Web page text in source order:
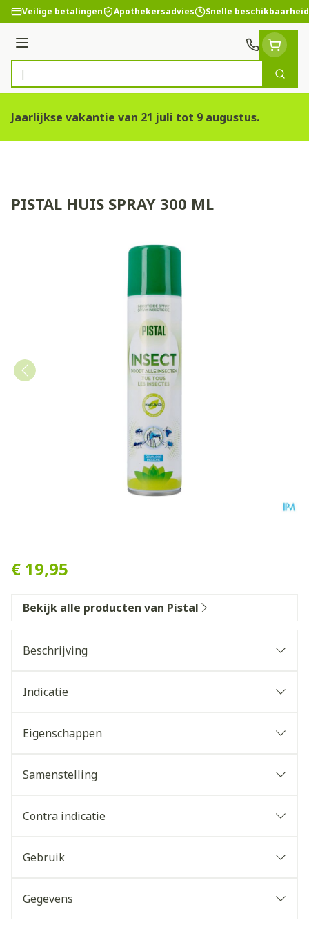
Ga naar de inhoud
Veilige betalingen Apothekersadvies Snelle beschikbaarheid
Menu
Product, merk, categorie...
Zoek
Jaarlijkse vakantie van 21 juli tot 9 augustus.
PISTAL HUIS SPRAY 300 ML
€ 19,95
Bekijk alle producten van Pistal
Beschrijving
Indicatie
Eigenschappen
Samenstelling
Contra indicatie
Gebruik
Gegevens